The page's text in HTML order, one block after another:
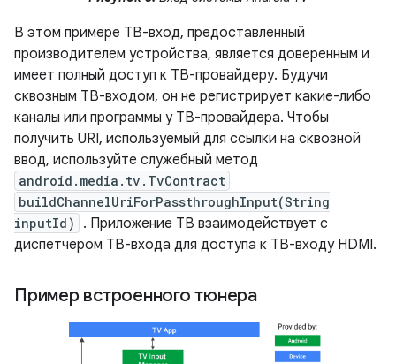
В этом примере ТВ-вход, предоставленный
производителем устройства, является доверенным и
имеет полный доступ к ТВ-провайдеру. Будучи
сквозным ТВ-входом, он не регистрирует какие-либо
каналы или программы у ТВ-провайдера. Чтобы
получить URI, используемый для ссылки на сквозной
ввод, используйте служебный метод
android.media.tv.TvContract
buildChannelUriForPassthroughInput(String
inputId)
. Приложение ТВ взаимодействует с
диспетчером ТВ-входа для доступа к ТВ-входу HDMI.
Пример встроенного тюнера